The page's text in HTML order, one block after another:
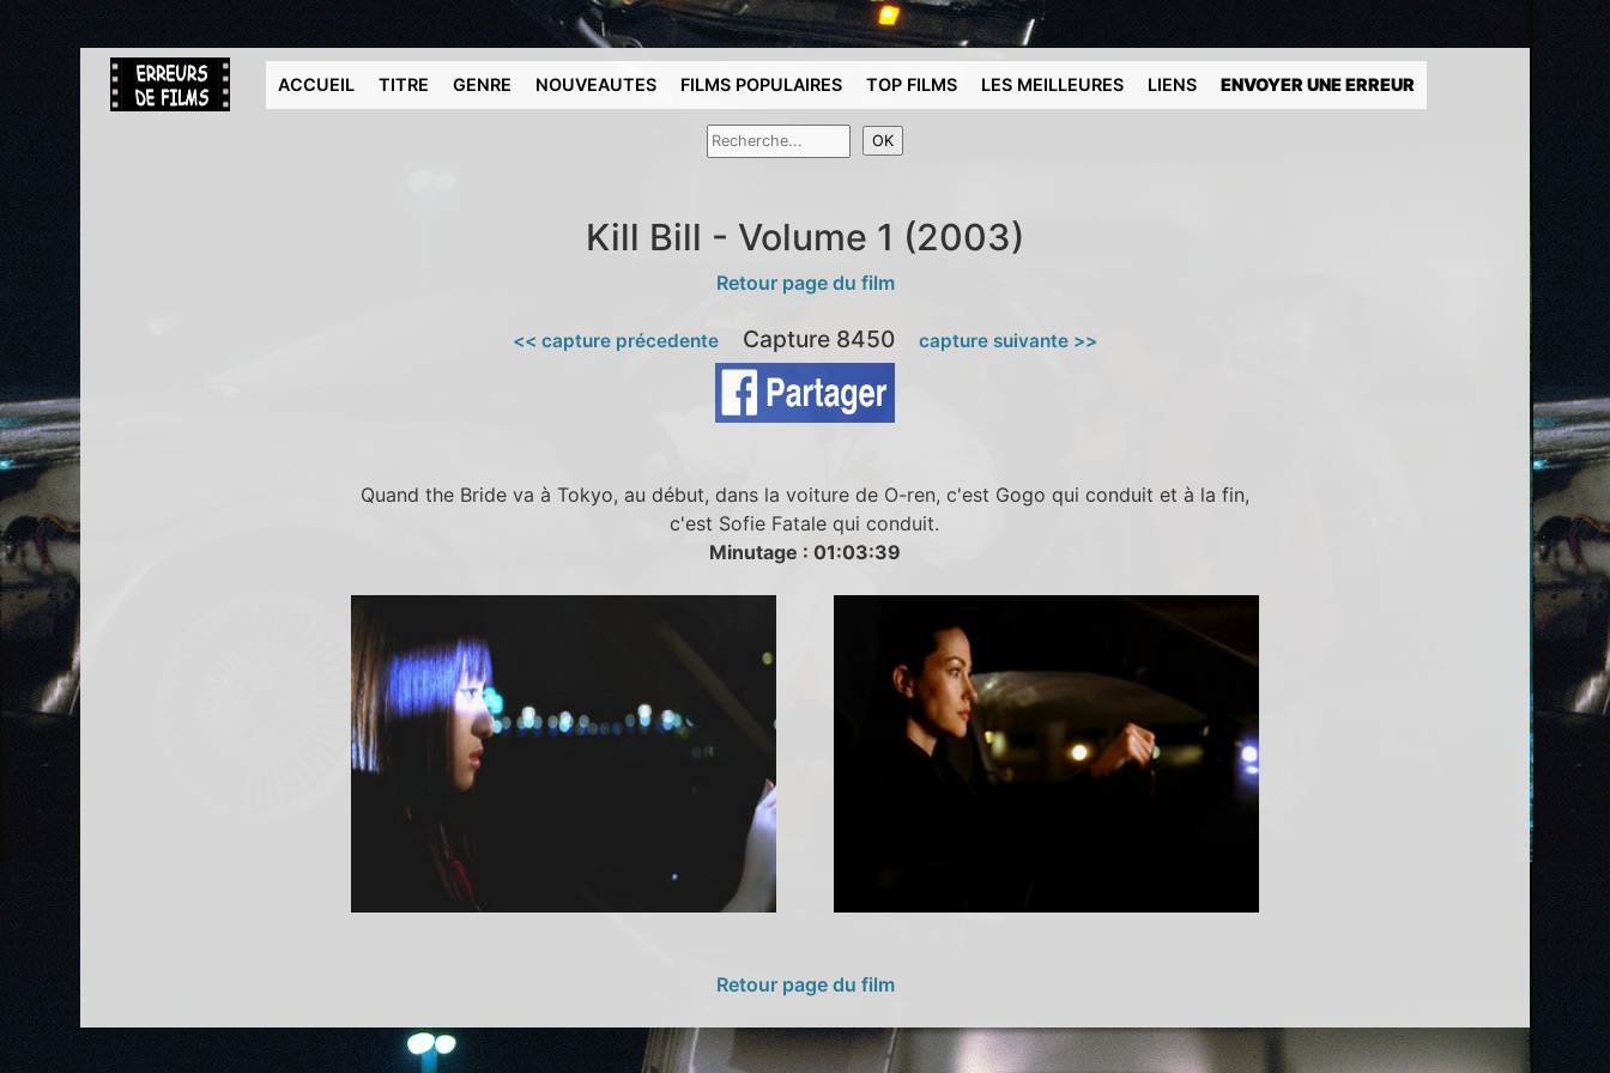
ACCUEIL TITRE GENRE NOUVEAUTES FILMS POPULAIRES TOP FILMS LES MEILLEURES LIENS ENVOYER UNE ERREUR
Kill Bill - Volume 1 (2003)
Retour page du film
<< capture précedente Capture 8450 capture suivante >>
Quand the Bride va à Tokyo, au début, dans la voiture de O-ren, c'est Gogo qui conduit et à la fin,
c'est Sofie Fatale qui conduit.
Minutage : 01:03:39
Retour page du film